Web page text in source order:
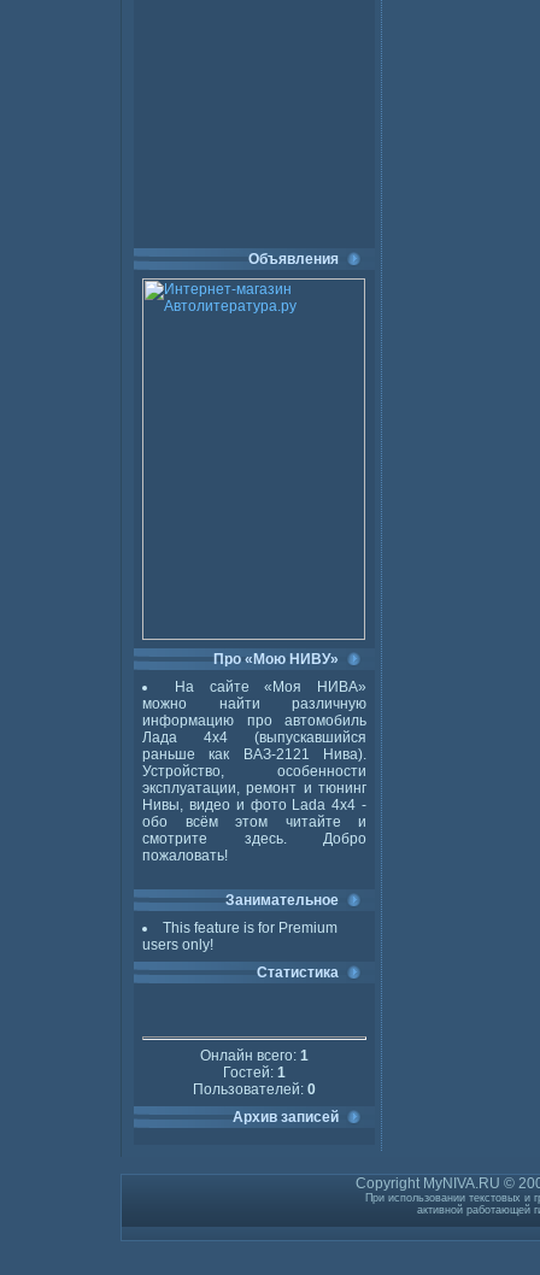
Объявления
Про «Мою НИВУ»
На сайте «Моя НИВА»
можно найти различную
информацию про автомобиль
Лада 4x4 (выпускавшийся
раньше как ВАЗ-2121 Нива).
Устройство, особенности
эксплуатации, ремонт и тюнинг
Нивы, видео и фото Lada 4x4 -
обо всём этом читайте и
смотрите здесь. Добро
пожаловать!
Занимательное
This feature is for Premium
users only!
Статистика
Онлайн всего: 1
Гостей: 1
Пользователей: 0
Архив записей
Copyright MyNIVA.RU ©
При использовании текстовых и
активной работающей